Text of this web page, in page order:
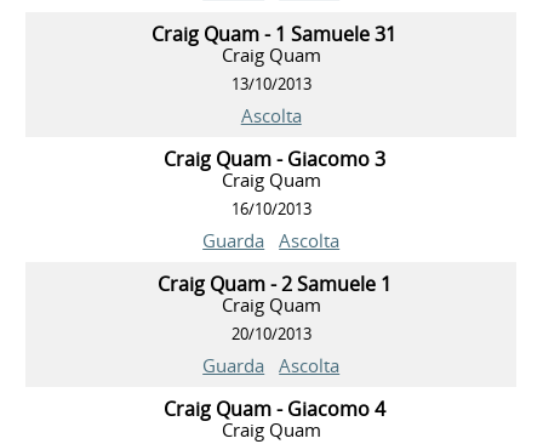
Craig Quam - 1 Samuele 31
Craig Quam
13/10/2013
Ascolta
Craig Quam - Giacomo 3
Craig Quam
16/10/2013
Guarda Ascolta
Craig Quam - 2 Samuele 1
Craig Quam
20/10/2013
Guarda Ascolta
Craig Quam - Giacomo 4
Craig Quam